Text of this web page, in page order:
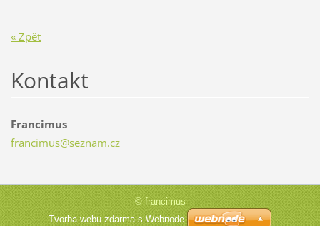
« Zpět
Kontakt
Francimus
francimus@seznam.cz
© francimus
Tvorba webu zdarma s Webnode